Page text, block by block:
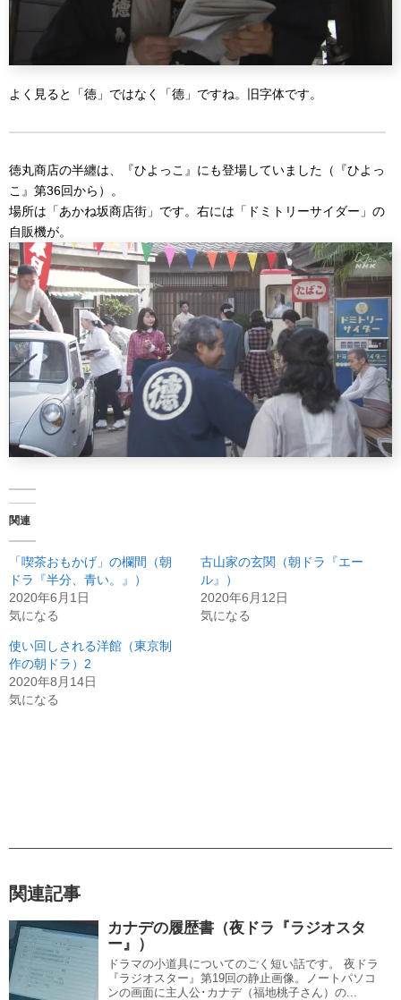
よく見ると「徳」ではなく「德」ですね。旧字体です。
徳丸商店の半纏は、『ひよっこ』にも登場していました（『ひよっ
こ』第36回から）。
場所は「あかね坂商店街」です。右には「ドミトリーサイダー」の
自販機が。
関連
「喫茶おもかげ」の欄間（朝
ドラ『半分、青い。』）
2020年6月1日
気になる
古山家の玄関（朝ドラ『エー
ル』）
2020年6月12日
気になる
使い回しされる洋館（東京制
作の朝ドラ）2
2020年8月14日
気になる
関連記事
カナデの履歴書（夜ドラ『ラジオスタ
ー』）
ドラマの小道具についてのごく短い話です。 夜ドラ
『ラジオスター』第19回の静止画像。ノートパソコ
ンの画面に主人公･カナデ（福地桃子さん）の...